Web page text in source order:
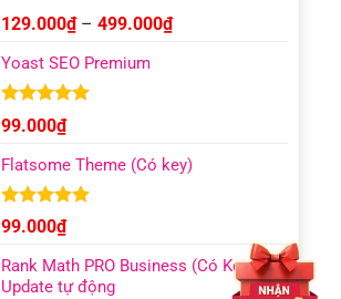
Được xếp
hạng 4.93
5 sao
129.000₫ – 499.000₫Khoảng
Yoast SEO Premium
Được xếp
hạng4.96
5 sao
99.000₫
Flatsome Theme (Có key)
Được xếp
hạng 4.95
5 sao
99.000₫
Rank Math PRO Business (Có Key) –
Update tự động